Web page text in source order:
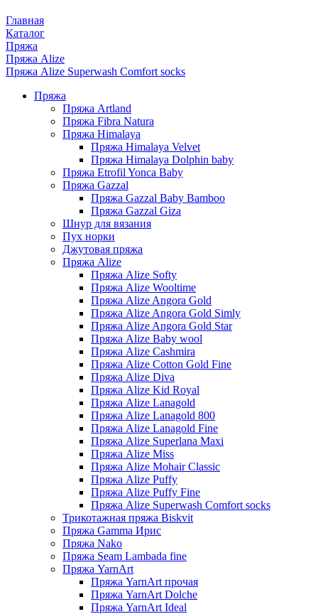
Главная
Каталог
Пряжа
Пряжа Alize
Пряжа Alize Superwash Comfort socks
Пряжа
Пряжа Artland
Пряжа Fibra Natura
Пряжа Himalaya
Пряжа Himalaya Velvet
Пряжа Himalaya Dolphin baby
Пряжа Etrofil Yonca Baby
Пряжа Gazzal
Пряжа Gazzal Baby Bamboo
Пряжа Gazzal Giza
Шнур для вязания
Пух норки
Джутовая пряжа
Пряжа Alize
Пряжа Alize Softy
Пряжа Alize Wooltime
Пряжа Alize Angora Gold
Пряжа Alize Angora Gold Simly
Пряжа Alize Angora Gold Star
Пряжа Alize Baby wool
Пряжа Alize Cashmira
Пряжа Alize Cotton Gold Fine
Пряжа Alize Diva
Пряжа Alize Kid Royal
Пряжа Alize Lanagold
Пряжа Alize Lanagold 800
Пряжа Alize Lanagold Fine
Пряжа Alize Superlana Maxi
Пряжа Alize Miss
Пряжа Alize Mohair Classic
Пряжа Alize Puffy
Пряжа Alize Puffy Fine
Пряжа Alize Superwash Comfort socks
Трикотажная пряжа Biskvit
Пряжа Gamma Ирис
Пряжа Nako
Пряжа Seam Lambada fine
Пряжа YarnArt
Пряжа YarnArt прочая
Пряжа YarnArt Dolche
Пряжа YarnArt Ideal